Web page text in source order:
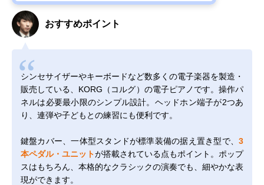
おすすめポイント
シンセサイザーやキーボードなど数多くの電子楽器を製造・
販売している、KORG（コルグ）の電子ピアノです。操作パ
ネルは必要最小限のシンプル設計。ヘッドホン端子が2つあ
り、連弾や子どもとの練習にも便利です。
鍵盤カバー、一体型スタンドが標準装備の据え置き型で、 3
本ペダル・ユニットが搭載されている点もポイント。ポップ
スはもちろん、本格的なクラシックの演奏でも、細やかな表
現ができます。